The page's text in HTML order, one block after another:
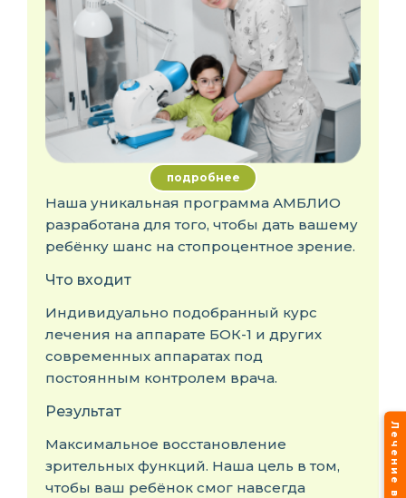
подробнее
Наша уникальная программа АМБЛИО
разработана для того, чтобы дать вашему
ребёнку шанс на стопроцентное зрение.
Что входит
Индивидуально подобранный курс
лечения на аппарате БОК-1 и других
современных аппаратах под
постоянным контролем врача.
Результат
Максимальное восстановление
зрительных функций. Наша цель в том,
чтобы ваш ребёнок смог навсегда